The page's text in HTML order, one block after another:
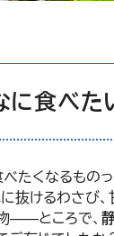
に食べた
たくなるもの
抜けるわさび
——ところで、